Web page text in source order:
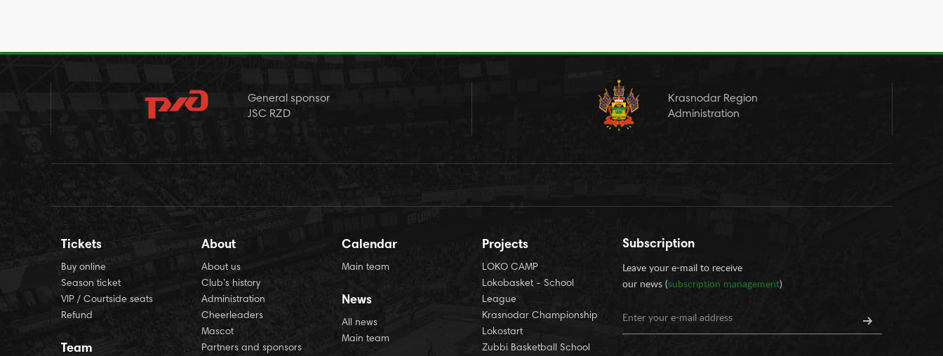
General sponsor
JSC RZD
Krasnodar Region
Administration
Tickets
Buy online
Season ticket
VIP / Courtside seats
Refund
Team
About
About us
Club’s history
Administration
Cheerleaders
Mascot
Partners and sponsors
Calendar
Main team
News
All news
Main team
Projects
LOKO CAMP
Lokobasket - School
League
Krasnodar Championship
Lokostart
Zubbi Basketball School
Subscription
Leave your e-mail to receive
our news (subscription management)